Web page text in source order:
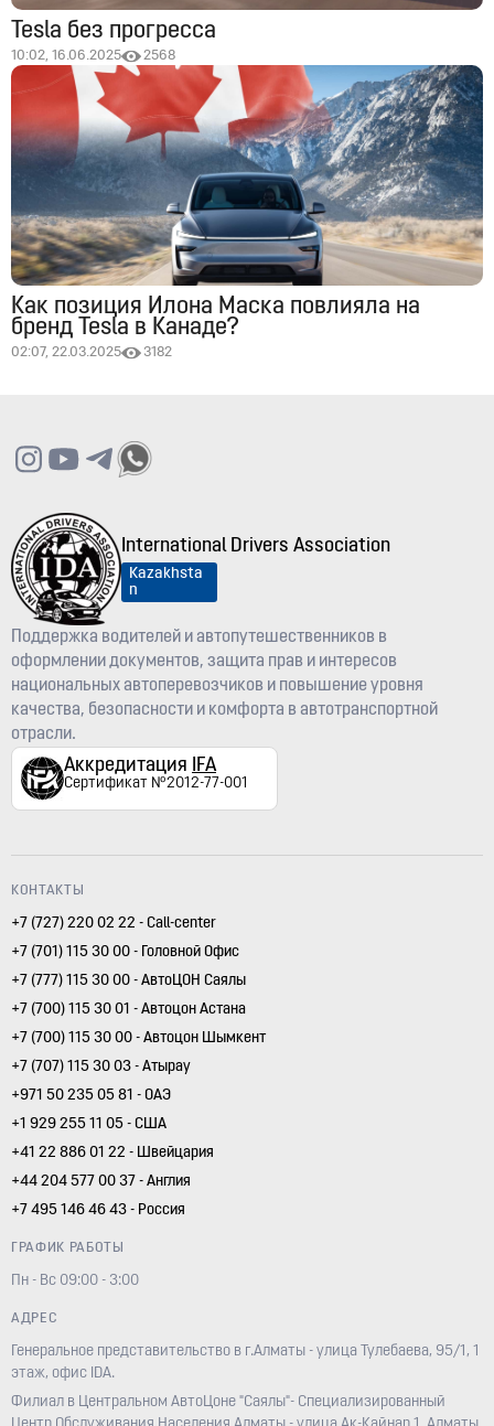
Tesla без прогресса
10:02, 16.06.2025 2568
Как позиция Илона Маска повлияла на
бренд Tesla в Канаде?
02:07, 22.03.2025 3182
International Drivers Association
Kazakhsta
n
Поддержка водителей и автопутешественников в
оформлении документов, защита прав и интересов
национальных автоперевозчиков и повышение уровня
качества, безопасности и комфорта в автотранспортной
отрасли.
Аккредитация IFA
Сертификат №2012-77-001
КОНТАКТЫ
+7 (727) 220 02 22 - Call-center
+7 (701) 115 30 00 - Головной Офис
+7 (777) 115 30 00 - АвтоЦОН Саялы
+7 (700) 115 30 01 - Автоцон Астана
+7 (700) 115 30 00 - Автоцон Шымкент
+7 (707) 115 30 03 - Атырау
+971 50 235 05 81 - ОАЭ
+1 929 255 11 05 - США
+41 22 886 01 22 - Швейцария
+44 204 577 00 37 - Англия
+7 495 146 46 43 - Россия
ГРАФИК РАБОТЫ
Пн - Вс 09:00 - 3:00
АДРЕС
Генеральное представительство в г.Алматы - улица Тулебаева, 95/1, 1
этаж, офис IDA.
Филиал в Центральном АвтоЦоне "Саялы"- Специализированный